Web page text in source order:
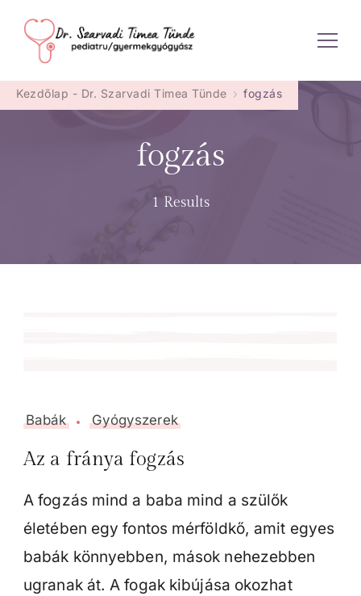
Dr. Szarvadi Timea Tünde
Kezdőlap - Dr. Szarvadi Timea Tünde fogzás
fogzás
1 Results
Babák Gyógyszerek
Az a fránya fogzás
A fogzás mind a baba mind a szülők
életében egy fontos mérföldkő, amit egyes
babák könnyebben, mások nehezebben
ugranak át. A fogak kibújása okozhat